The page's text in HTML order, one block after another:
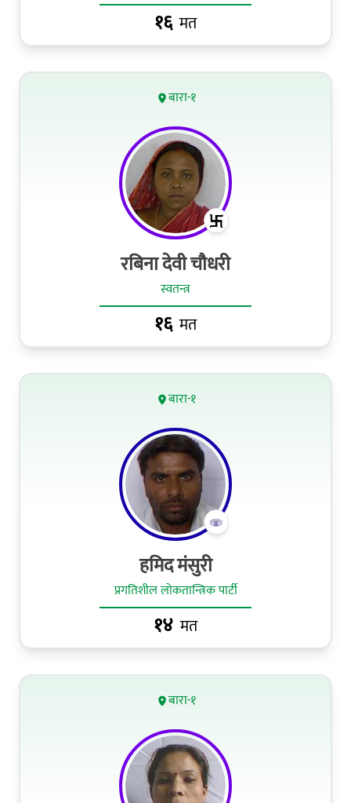
१६ मत
बारा-१
रबिना देवी चौधरी
स्वतन्त्र
१६ मत
बारा-१
हमिद मंसुरी
प्रगतिशील लोकतान्त्रिक पार्टी
१४ मत
बारा-१